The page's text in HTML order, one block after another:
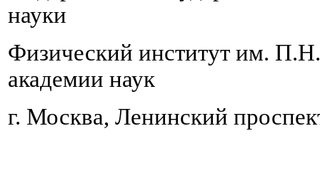
науки
Физический институт им.
академии наук
г. Москва, Ленинский